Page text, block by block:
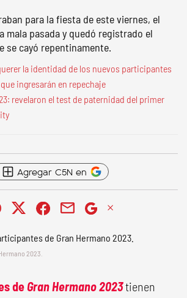
para la fiesta de este viernes, el
mala pasada y quedó registrado el
se cayó repentinamente.
la identidad de los nuevos participantes
ingresarán en repechaje
revelaron el test de paternidad del primer
Agregar C5N en
2023.
de Gran Hermano 2023tienen